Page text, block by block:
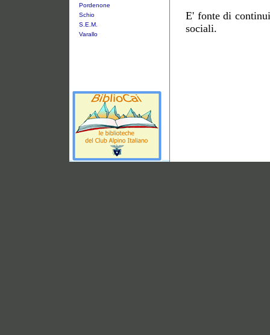
Pordenone
Schio
S.E.M.
Varallo
E' fonte di
sociali.